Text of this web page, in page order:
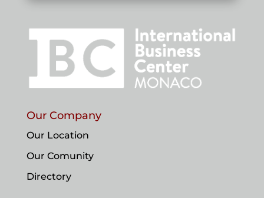
Our Company
Our Location
Our Comunity
Directory